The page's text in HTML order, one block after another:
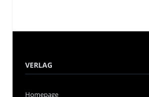
VERLAG
Homepage